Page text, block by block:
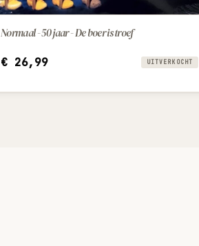
Normaal - 50 jaar - De boer is troef
€26,99 UITVERKOCHT